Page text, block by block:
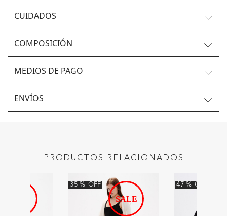
CUIDADOS
COMPOSICIÓN
MEDIOS DE PAGO
ENVÍOS
PRODUCTOS RELACIONADOS
35% OFF 47% OFF